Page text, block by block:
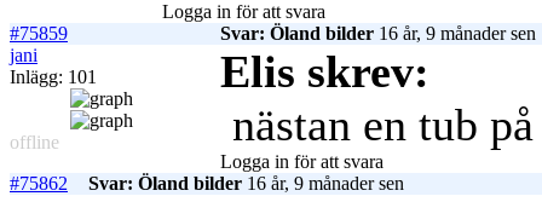
Logga in för att svara
#75859
Svar: Öland bilder 16 år, 9 månader sen
jani
Inlägg: 101
offline
Elis skrev:
nästan en tub
Logga in för att svara
#75862
Svar: Öland bilder 16 år, 9 månader sen